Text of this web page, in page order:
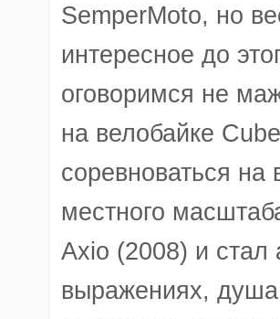
SemperMoto, но
интересное до
оговоримся не
на велобайке
соревноваться на
местного
Axio (2008) и
выражениях, душа